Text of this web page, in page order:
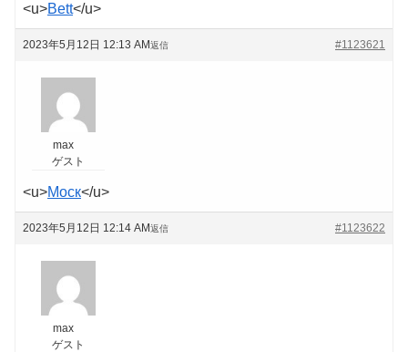
<u>Bett</u>
2023年5月12日 12:13 AM #1123621
返信
max
ゲスト
<u>Моск</u>
2023年5月12日 12:14 AM #1123622
返信
max
ゲスト